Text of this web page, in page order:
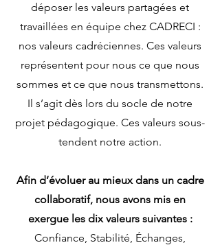
déposer les valeurs partagées et
travaillées en équipe chez CADRECI :
nos valeurs cadréciennes. Ces valeurs
représentent pour nous ce que nous
sommes et ce que nous transmettons.
Il s’agit dès lors du socle de notre
projet pédagogique. Ces valeurs sous-
tendent notre action.
Afin d’évoluer au mieux dans un cadre
collaboratif, nous avons mis en
exergue les dix valeurs suivantes :
Confiance, Stabilité, Échanges,